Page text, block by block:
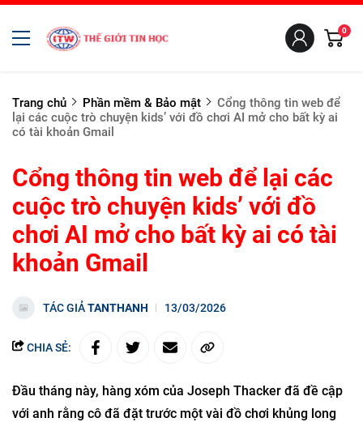
0
Trang chủ Phần mềm & Bảo mật
Cổng thông tin web để
lại các cuộc trò chuyện kids’ với đồ chơi AI mở cho bất kỳ ai
có tài khoản Gmail
Cổng thông tin web để lại các
cuộc trò chuyện kids’ với đồ
chơi AI mở cho bất kỳ ai có tài
khoản Gmail
TÁC GIẢTANTHANH 13/03/2026
CHIA SẺ:
Đầu tháng này, hàng xóm của Joseph Thacker đã đề cập
với anh rằng cô đã đặt trước một vài đồ chơi khủng long